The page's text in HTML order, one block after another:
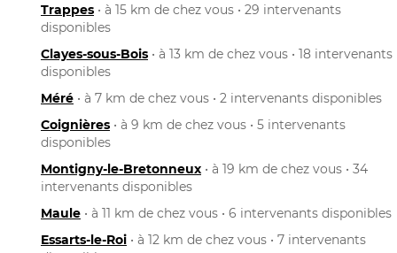
Trappes • à 15 km de chez vous • 29 intervenants
disponibles
Clayes-sous-Bois • à 13 km de chez vous • 18 intervenants
disponibles
Méré • à 7 km de chez vous • 2 intervenants disponibles
Coignières • à 9 km de chez vous • 5 intervenants
disponibles
Montigny-le-Bretonneux • à 19 km de chez vous • 34
intervenants disponibles
Maule • à 11 km de chez vous • 6 intervenants disponibles
Essarts-le-Roi • à 12 km de chez vous • 7 intervenants